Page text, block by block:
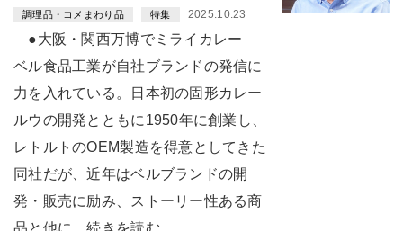
調理品・コメまわり品 特集 2025.10.23
●大阪・関西万博でミライカレー
ベル食品工業が自社ブランドの発信に
力を入れている。日本初の固形カレー
ルウの開発とともに1950年に創業し、
レトルトのOEM製造を得意としてきた
同社だが、近年はベルブランドの開
発・販売に励み、ストーリー性ある商
品と他に…続きを読む